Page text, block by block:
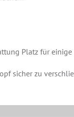
Platz für
sicher zu